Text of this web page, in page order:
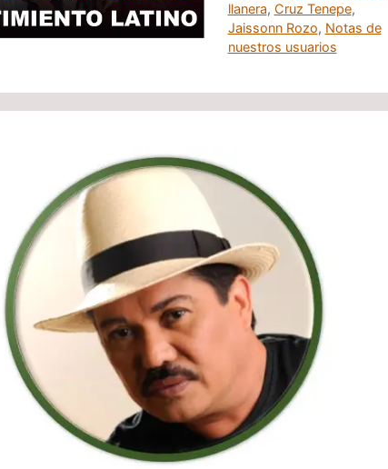
llanera, Cruz Tenepe,
Jaissonn Rozo, Notas de
nuestros usuarios